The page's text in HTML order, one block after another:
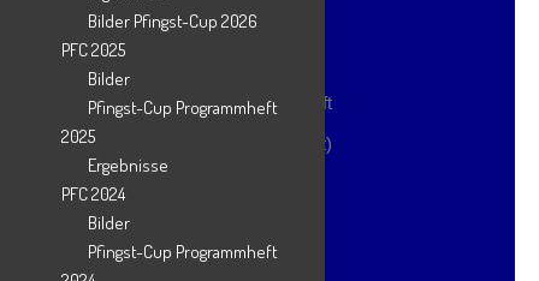
Kwon Tae Bo
Lauftreff
Leichtathletik Trainingsgemeinschaft
News – Sonstiges (Chronikrelevant)
Nordic Walking
Orientalischer Tanz
Pfingst-Cup
Bilder Pfingst-Cup 2026
PFC 2025
Bilder
Pfingst-Cup Programmheft
2025
Ergebnisse
PFC 2024
Bilder
Pfingst-Cup Programmheft